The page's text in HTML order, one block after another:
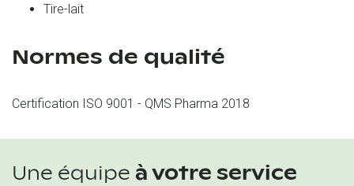
Tire-lait
Normes de qualité
Certification ISO 9001 - QMS Pharma 2018
Une équipe à votre service